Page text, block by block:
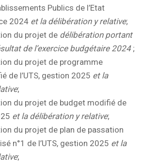
Publics de l’Etat
2024 et la délibération y relative;
du projet de délibération portant
de l’exercice budgétaire 2024 ;
du projet de programme
de l’UTS, gestion 2025 et la
;
du projet de budget modifié de
et la délibération y relative;
du projet de plan de passation
n°1 de l’UTS, gestion 2025 et la
;